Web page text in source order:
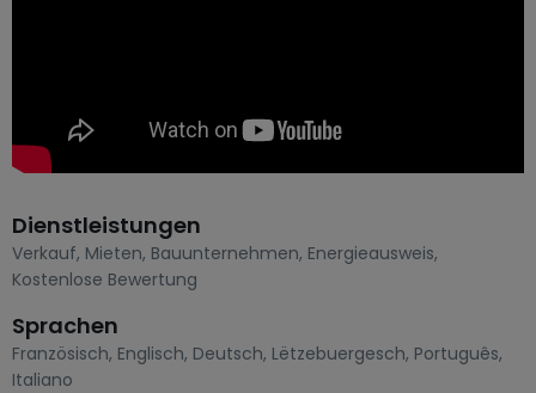
Dienstleistungen
Verkauf, Mieten, Bauunternehmen, Energieausweis,
Kostenlose Bewertung
Sprachen
Französisch, Englisch, Deutsch, Lëtzebuergesch, Português,
Italiano